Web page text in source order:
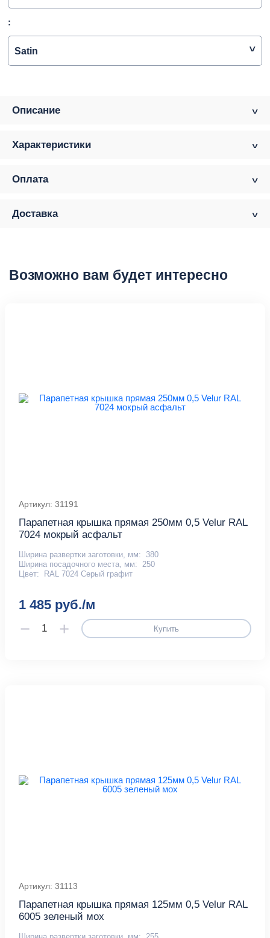
:
Satin
Описание
Характеристики
Оплата
Доставка
Возможно вам будет интересно
Артикул: 31191
Парапетная крышка прямая 250мм 0,5 Velur RAL
7024 мокрый асфальт
Ширина развертки заготовки, мм:
380
Ширина посадочного места, мм: 250
Цвет:
RAL 7024 Серый графит
1 485 руб./м
Купить
Артикул: 31113
Парапетная крышка прямая 125мм 0,5 Velur RAL
6005 зеленый мох